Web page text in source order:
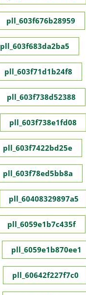
pll_603f676b28959
pll_603f683da2ba5
pll_603f71d1b24f8
pll_603f738d52388
pll_603f738e1fd08
pll_603f7422bd25e
pll_603f78ed5bb8a
pll_60408329897a5
pll_6059e1b7c435f
pll_6059e1b870ee1
pll_60642f227f7c0